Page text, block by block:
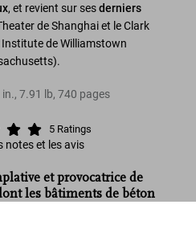
, et revient sur sesderniers
de Shanghai et le Clark
de Williamstown
in., 7.91 lb, 740 pages
5 Ratings
notes et les avis
et provocatrice de
les bâtiments de béton